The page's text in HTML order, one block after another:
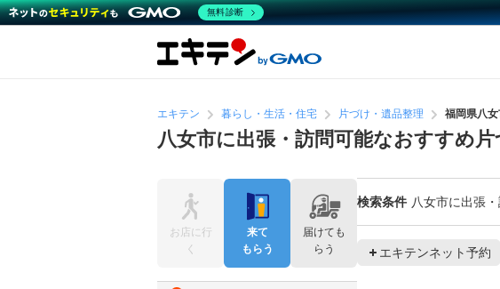
エキテン 暮らし・生活・住宅 片づけ・遺品整理 福岡県八
八女市に出張・訪問可能なおすすめ
検索条件 八女市に出張
エキテンネット予約
お店に行
く
来て
もらう
届けても
らう
無料診断